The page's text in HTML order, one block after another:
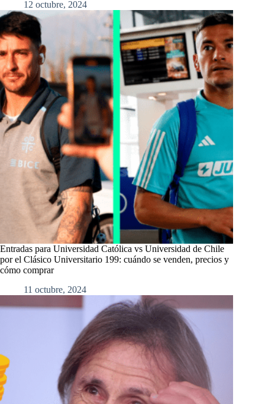
12 octubre, 2024
Entradas para Universidad Católica vs Universidad de Chile
por el Clásico Universitario 199: cuándo se venden, precios y
cómo comprar
11 octubre, 2024